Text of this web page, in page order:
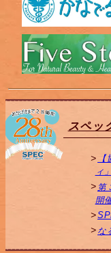
スペッ
ィ
第
開
な